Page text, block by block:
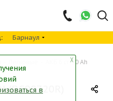
Барнаул
АКБ 6 ст-90 Ah
╳
в